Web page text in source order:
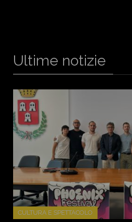
Ultime notizie
CULTURA E SPETTACOLO